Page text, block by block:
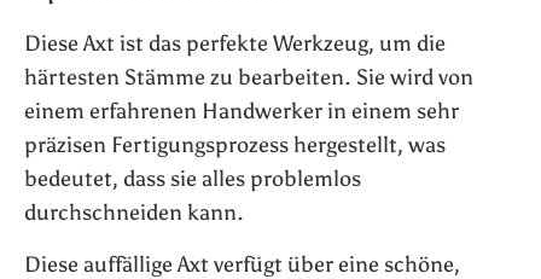
Diese Axt ist das perfekte Werkzeug, um die
härtesten Stämme zu bearbeiten. Sie wird von
einem erfahrenen Handwerker in einem sehr
präzisen Fertigungsprozess hergestellt, was
bedeutet, dass sie alles problemlos
durchschneiden kann.
Diese auffällige Axt verfügt über eine schöne,